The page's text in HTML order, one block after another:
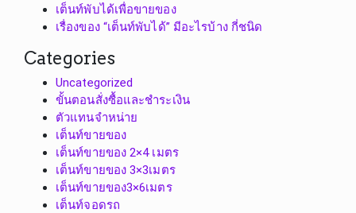
เต็นท์พับได้เพื่อขายของ
เรื่องของ “เต็นท์พับได้” มีอะไรบ้าง กี่ชนิด
Categories
Uncategorized
ขั้นตอนสั่งซื้อและชำระเงิน
ตัวแทนจำหน่าย
เต็นท์ขายของ
เต็นท์ขายของ 2×4 เมตร
เต็นท์ขายของ 3×3เมตร
เต็นท์ขายของ3×6เมตร
เต็นท์จอดรถ